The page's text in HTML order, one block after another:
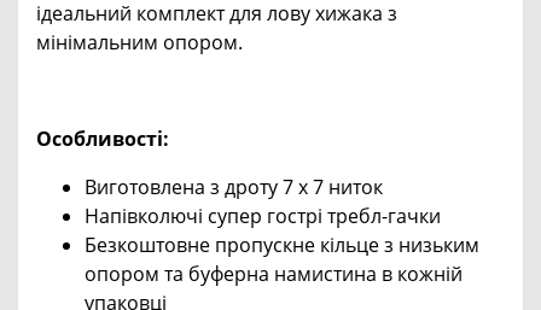
ідеальний комплект для лову хижака з
мінімальним опором.
Особливості:
Виготовлена ​​з дроту 7 x 7 ниток
Напівколючі супер гострі требл-гачки
Безкоштовне пропускне кільце з низьким
опором та буферна намистина в кожній
упаковці